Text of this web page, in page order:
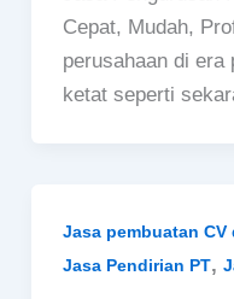
Cepat, Mudah,
perusahaan di era
ketat seperti
Jasa pembuatan CV
Jasa Pendirian PT,